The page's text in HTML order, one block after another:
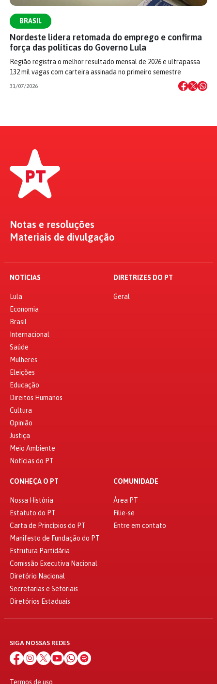
BRASIL
Nordeste lidera retomada do emprego e confirma
força das políticas do Governo Lula
Região registra o melhor resultado mensal de 2026 e ultrapassa
132 mil vagas com carteira assinada no primeiro semestre
31/07/2026
Notas e resoluções
Materiais de divulgação
NOTÍCIAS
Lula
Economia
Brasil
Internacional
Saúde
Mulheres
Eleições
Educação
Direitos Humanos
Cultura
Opinião
Justiça
Meio Ambiente
Notícias do PT
DIRETRIZES DO PT
Geral
CONHEÇA O PT
Nossa História
Estatuto do PT
Carta de Princípios do PT
Manifesto de Fundação do PT
Estrutura Partidária
Comissão Executiva Nacional
Diretório Nacional
Secretarias e Setoriais
Diretórios Estaduais
COMUNIDADE
Área PT
Filie-se
Entre em contato
SIGA NOSSAS REDES
Termos de uso